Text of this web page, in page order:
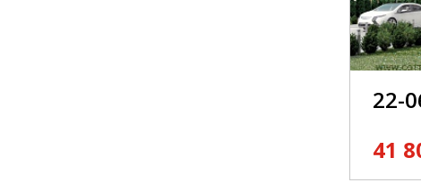
22-
41